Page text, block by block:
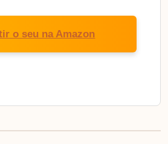
o seu na Amazon